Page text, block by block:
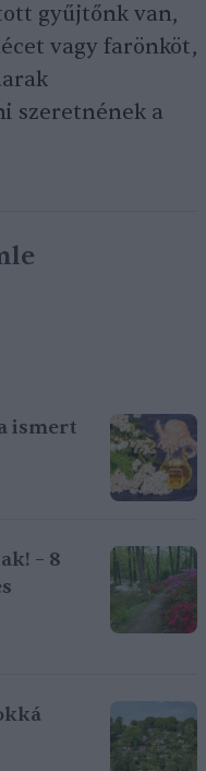
gyűjtőnk van,
vagy farönköt,
szeretnének a
ismert
– 8